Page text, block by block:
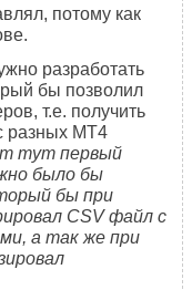
потому как
разработать
бы позволил
т.е. получить
разных MT4
тут первый
было бы
бы при
CSV файл с
а так же при